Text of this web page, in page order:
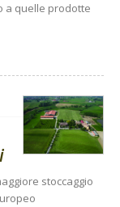
a quelle prodotte
stoccaggio